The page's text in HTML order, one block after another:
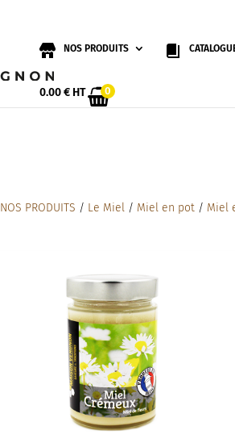
NOS PRODUITS
0.00€ HT 0
NOS PRODUITS / Le Miel / Miel en pot / Miel